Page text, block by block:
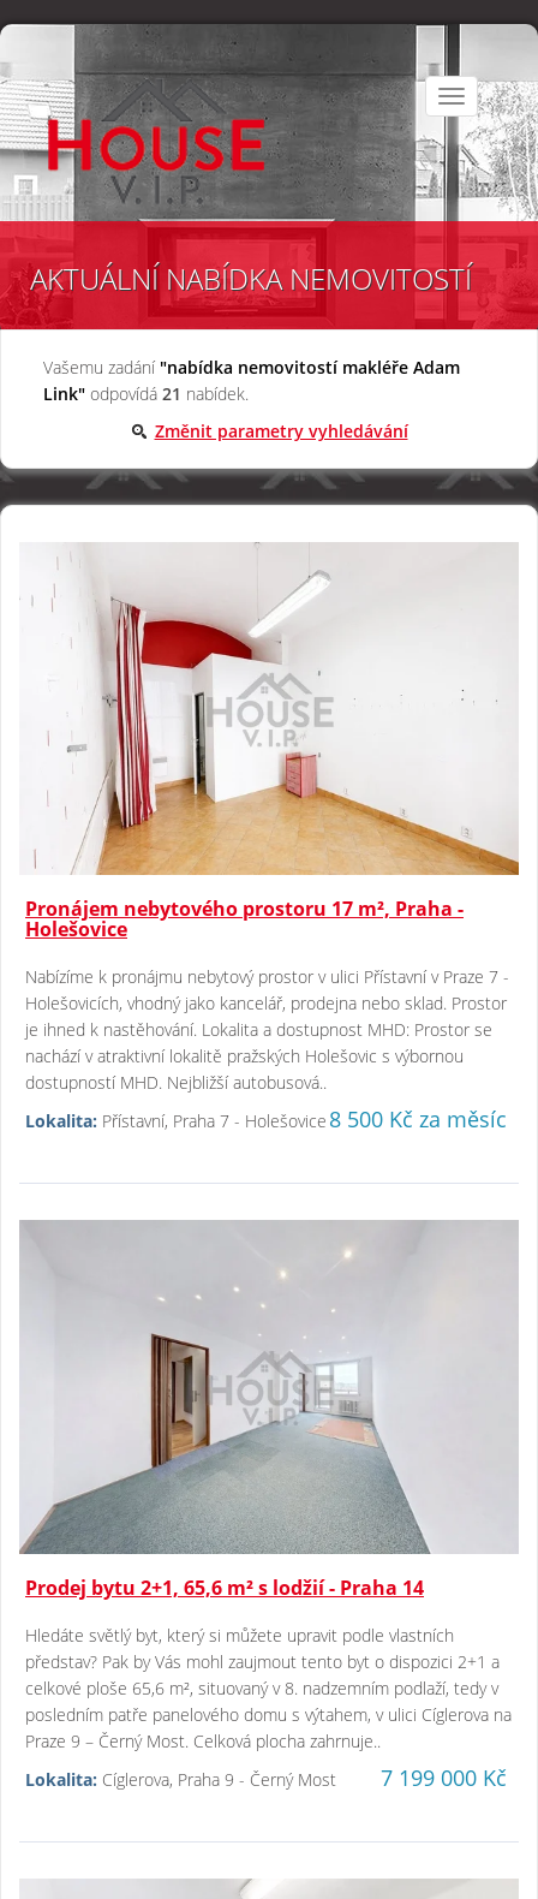
Toggle
navigation
AKTUÁLNÍ NABÍDKA NEMOVITOSTÍ
Vašemu zadání "nabídka nemovitostí makléře Adam
Link" odpovídá 21 nabídek.
Změnit parametry vyhledávání
Pronájem nebytového prostoru 17 m², Praha -
Holešovice
Nabízíme k pronájmu nebytový prostor v ulici Přístavní v Praze 7 -
Holešovicích, vhodný jako kancelář, prodejna nebo sklad. Prostor
je ihned k nastěhování. Lokalita a dostupnost MHD: Prostor se
nachází v atraktivní lokalitě pražských Holešovic s výbornou
dostupností MHD. Nejbližší autobusová..
Lokalita: Přístavní, Praha 7 - Holešovice 8 500 Kč za měsíc
Prodej bytu 2+1, 65,6 m² s lodžií - Praha 14
Hledáte světlý byt, který si můžete upravit podle vlastních
představ? Pak by Vás mohl zaujmout tento byt o dispozici 2+1 a
celkové ploše 65,6 m², situovaný v 8. nadzemním podlaží, tedy v
posledním patře panelového domu s výtahem, v ulici Cíglerova na
Praze 9 – Černý Most. Celková plocha zahrnuje..
Lokalita: Cíglerova, Praha 9 - Černý Most 7 199 000 Kč